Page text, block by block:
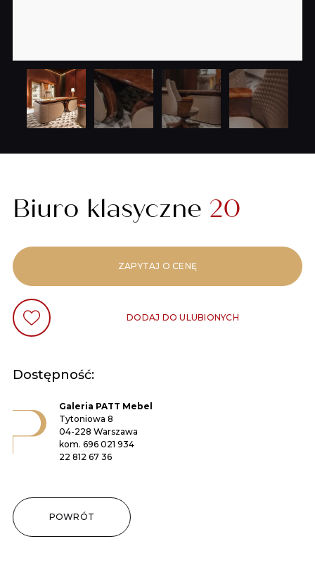
Biuro klasyczne 20
ZAPYTAJ O CENĘ
DODAJ DO ULUBIONYCH
Dostępność:
Galeria PATT Mebel
Tytoniowa 8
04-228 Warszawa
kom. 696 021 934
22 812 67 36
POWRÓT